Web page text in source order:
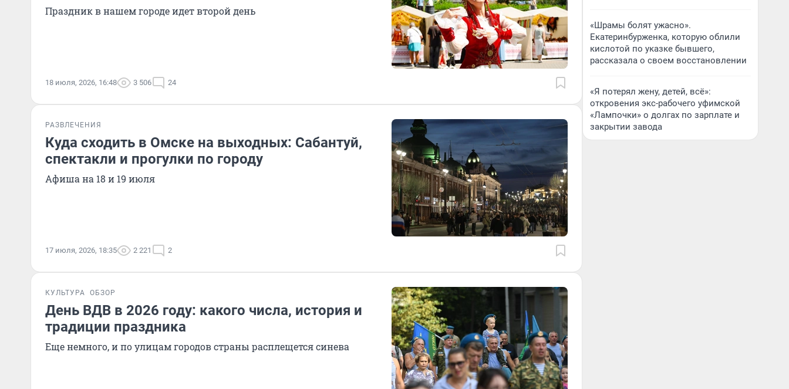
Праздник в нашем городе идет второй день
18 июля, 2026, 16:48 3 506 24
РАЗВЛЕЧЕНИЯ
Куда сходить в Омске на выходных: Сабантуй,
спектакли и прогулки по городу
Афиша на 18 и 19 июля
17 июля, 2026, 18:35 2 221 2
КУЛЬТУРА ОБЗОР
День ВДВ в 2026 году: какого числа, история и
традиции праздника
Еще немного, и по улицам городов страны расплещется синева
«Шрамы болят ужасно».
Екатеринбурженка, которую облили
кислотой по указке бывшего,
рассказала о своем восстановлении
«Я потерял жену, детей, всё»:
откровения экс-рабочего уфимской
«Лампочки» о долгах по зарплате и
закрытии завода